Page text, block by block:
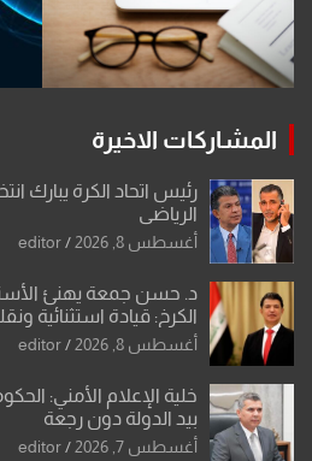
المشاركات الاخيرة
رئيس اتحاد الكرة يبارك
الرياضي
أغسطس 8, 2026 editor
د. حسن جمعة يهنئ
الكرخ: قيادة استثنائية
العراقية
أغسطس 8, 2026 editor
خلية الإعلام الأمني:
بيد الدولة دون رجعة
أغسطس 7, 2026 editor